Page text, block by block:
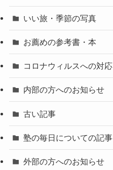
いい旅・季節の写真
お薦めの参考書・本
コロナウィルスへの対応
内部の方へのお知らせ
古い記事
塾の毎日についての記事
外部の方へのお知らせ